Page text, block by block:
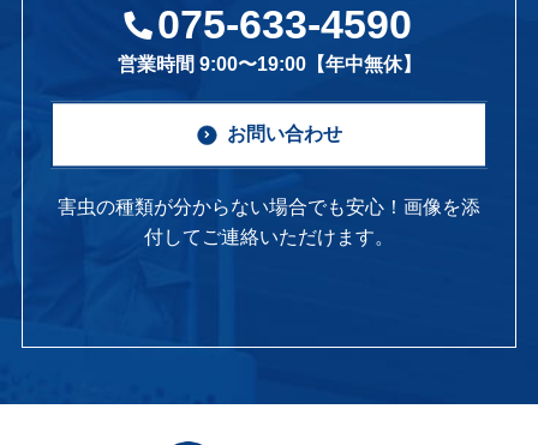
075-633-4590
営業時間 9:00〜19:00【年中無休】
お問い合わせ
害虫の種類が分からない場合でも安心！画像を添
付してご連絡いただけます。